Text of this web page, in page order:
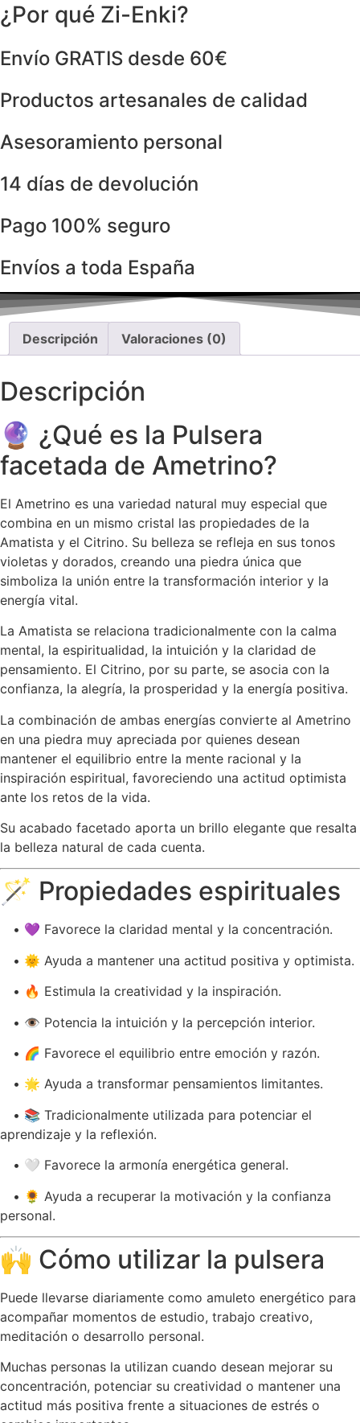
¿Por qué Zi-Enki?
Envío GRATIS desde 60€
Productos artesanales de calidad
Asesoramiento personal
14 días de devolución
Pago 100% seguro
Envíos a toda España
Descripción Valoraciones (0)
Descripción
🔮 ¿Qué es la Pulsera
facetada de Ametrino?
El Ametrino es una variedad natural muy especial que
combina en un mismo cristal las propiedades de la
Amatista y el Citrino. Su belleza se refleja en sus tonos
violetas y dorados, creando una piedra única que
simboliza la unión entre la transformación interior y la
energía vital.
La Amatista se relaciona tradicionalmente con la calma
mental, la espiritualidad, la intuición y la claridad de
pensamiento. El Citrino, por su parte, se asocia con la
confianza, la alegría, la prosperidad y la energía positiva.
La combinación de ambas energías convierte al Ametrino
en una piedra muy apreciada por quienes desean
mantener el equilibrio entre la mente racional y la
inspiración espiritual, favoreciendo una actitud optimista
ante los retos de la vida.
Su acabado facetado aporta un brillo elegante que resalta
la belleza natural de cada cuenta.
🪄 Propiedades espirituales
• 💜 Favorece la claridad mental y la concentración.
• 🌞 Ayuda a mantener una actitud positiva y optimista.
• 🔥 Estimula la creatividad y la inspiración.
• 👁️ Potencia la intuición y la percepción interior.
• 🌈 Favorece el equilibrio entre emoción y razón.
• 🌟 Ayuda a transformar pensamientos limitantes.
• 📚 Tradicionalmente utilizada para potenciar el
aprendizaje y la reflexión.
• 🤍 Favorece la armonía energética general.
• 🌻 Ayuda a recuperar la motivación y la confianza
personal.
🙌 Cómo utilizar la pulsera
Puede llevarse diariamente como amuleto energético para
acompañar momentos de estudio, trabajo creativo,
meditación o desarrollo personal.
Muchas personas la utilizan cuando desean mejorar su
concentración, potenciar su creatividad o mantener una
actitud más positiva frente a situaciones de estrés o